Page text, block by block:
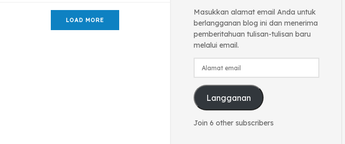
LOAD MORE
Masukkan alamat email Anda untuk
berlangganan blog ini dan menerima
pemberitahuan tulisan-tulisan baru
melalui email.
Langganan
Join 6 other subscribers